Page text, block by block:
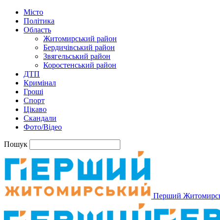
Місто
Політика
Область
Житомирський район
Бердичівський район
Звягельський район
Коростенський район
ДТП
Кримінал
Гроші
Спорт
Цікаво
Скандали
Фото/Відео
Пошук
Перший